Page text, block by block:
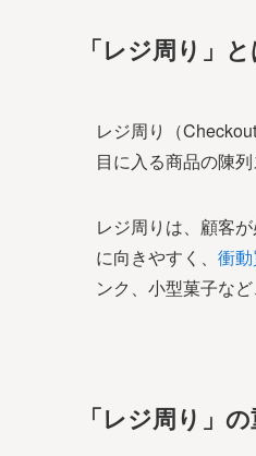
「レジ周り」
レジ周り（
目に入る商品の陳
レジ周りは、顧客
に向きやすく、 衝
ンク、小型菓子な
「レジ周り」